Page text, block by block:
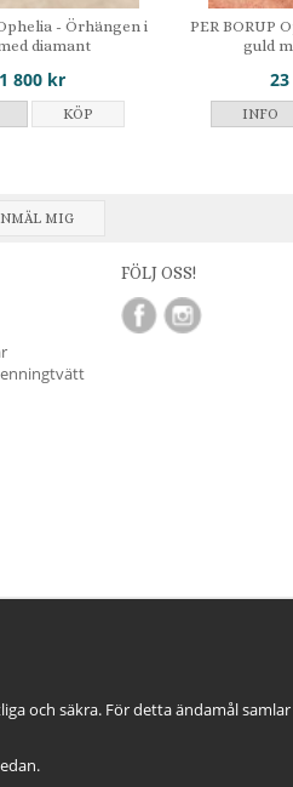
- Örhängen i
diamant
800 kr
KÖP
PER BORUP
guld
INFO
MIG
FÖLJ OSS!
och säkra. För detta ändamål